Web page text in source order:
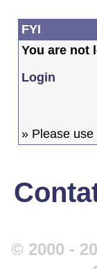
FYI
You are not
Login
» Please
© 2000 -